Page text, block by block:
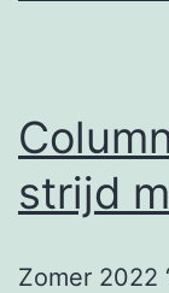
strijd
Zomer 2022